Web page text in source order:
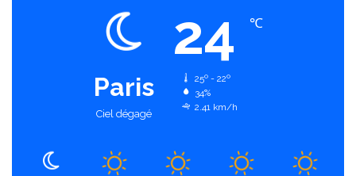
Paris
Ciel dégagé
24 ℃
25º - 22º
34%
2.41 km/h